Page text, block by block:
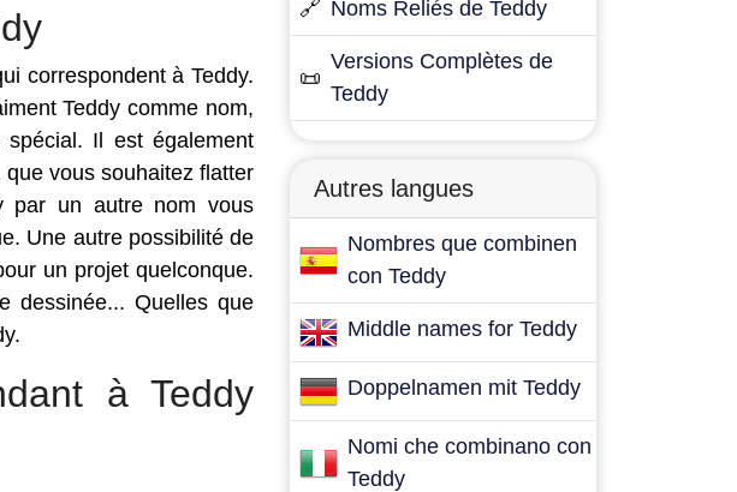
correspondent à Teddy.
Teddy comme nom,
Il est également
vous souhaitez flatter
par un autre nom vous
Une autre possibilité de
un projet quelconque.
dessinée... Quelles que
à Teddy
🔗 Noms Reliés de Teddy
📜
Versions Complètes de
Teddy
Autres langues
Nombres que combinen
con Teddy
Middle names for Teddy
Doppelnamen mit Teddy
Nomi che combinano con
Teddy